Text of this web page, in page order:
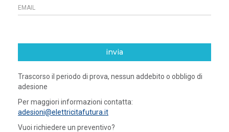
invia
Trascorso il periodo di prova, nessun addebito o obbligo di
adesione
Per maggiori informazioni contatta:
adesioni@elettricitafutura.it
Vuoi richiedere un preventivo?